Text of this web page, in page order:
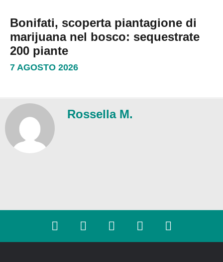
Bonifati, scoperta piantagione di
marijuana nel bosco: sequestrate
200 piante
7 AGOSTO 2026
Rossella M.